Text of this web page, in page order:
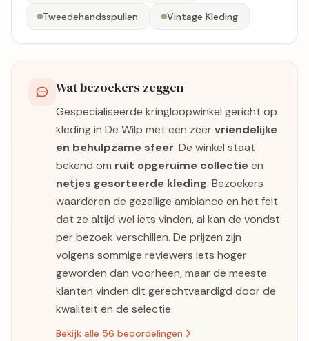
Tweedehandsspullen Vintage Kleding
Wat bezoekers zeggen
Gespecialiseerde kringloopwinkel gericht op
kleding in De Wilp met een zeer vriendelijke
en behulpzame sfeer. De winkel staat
bekend om ruit opgeruime collectieen
netjes gesorteerde kleding. Bezoekers
waarderen de gezellige ambiance en het feit
dat ze altijd wel iets vinden, al kan de vondst
per bezoek verschillen. De prijzen zijn
volgens sommige reviewers iets hoger
geworden dan voorheen, maar de meeste
klanten vinden dit gerechtvaardigd door de
kwaliteit en de selectie.
Bekijk alle 56 beoordelingen